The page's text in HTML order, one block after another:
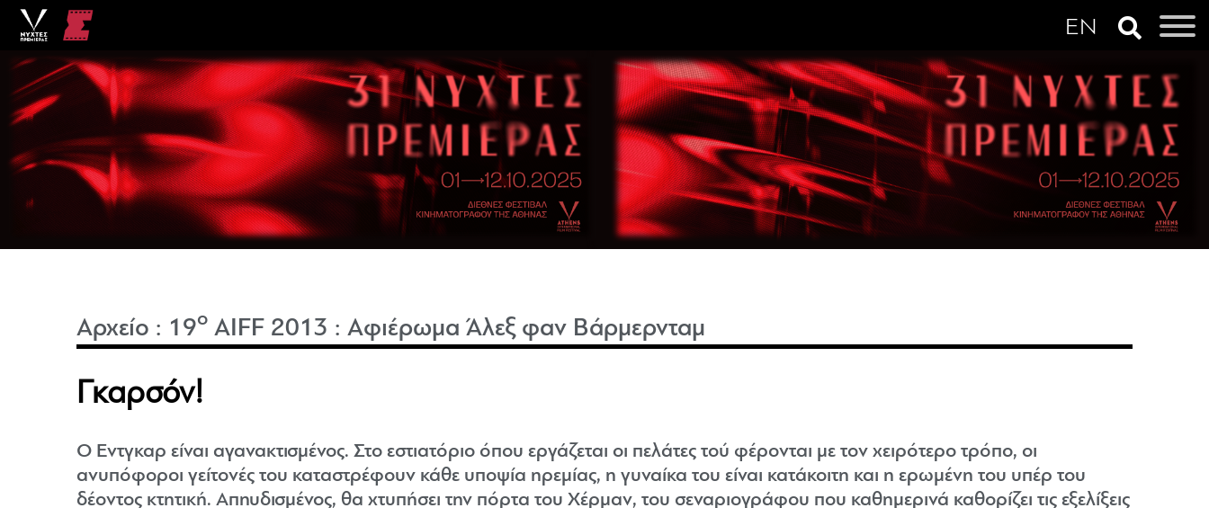
Αρχείο : 19o AIFF 2013 :Αφιέρωμα Άλεξ φαν Βάρμερνταμ
Γκαρσόν!
Ο Εντγκαρ είναι αγανακτισμένος. Στο εστιατόριο όπου εργάζεται οι πελάτες τού φέρονται με τον χειρότερο τρόπο, οι
ανυπόφοροι γείτονές του καταστρέφουν κάθε υποψία ηρεμίας, η γυναίκα του είναι κατάκοιτη και η ερωμένη του υπέρ του
δέοντος κτητική. Απηυδισμένος, θα χτυπήσει την πόρτα του Χέρμαν, του σεναριογράφου που καθημερινά καθορίζει τις εξελίξεις